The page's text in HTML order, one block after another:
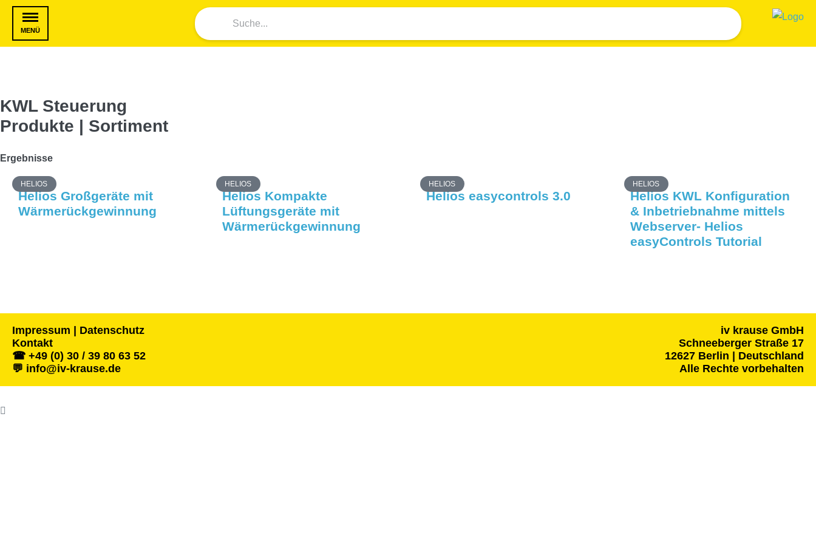
MENÜ
KWL Steuerung
Produkte | Sortiment
Ergebnisse
HELIOS
Helios Großgeräte mit
Wärmerückgewinnung
HELIOS
Helios Kompakte
Lüftungsgeräte mit
Wärmerückgewinnung
HELIOS
Helios easycontrols 3.0
HELIOS
Helios KWL Konfiguration
& Inbetriebnahme mittels
Webserver- Helios
easyControls Tutorial
Impressum | Datenschutz
Kontakt
☎ +49 (0) 30 / 39 80 63 52
💬 info@iv-krause.de
iv krause GmbH
Schneeberger Straße 17
12627 Berlin | Deutschland
Alle Rechte vorbehalten